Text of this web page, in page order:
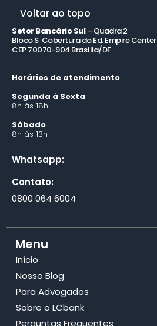
Voltar ao topo
Setor Bancário Sul– Quadra 2
Bloco S Cobertura do Ed. Empire Center
CEP 70070-904 Brasília/DF
Horários de atendimento
Segunda à Sexta
8h às 18h
Sábado
8h às 13h
Whatsapp:
Contato:
0800 064 6004
Menu
Início
Nosso Blog
Para Advogados
Sobre o LCbank
Perguntas Frequentes